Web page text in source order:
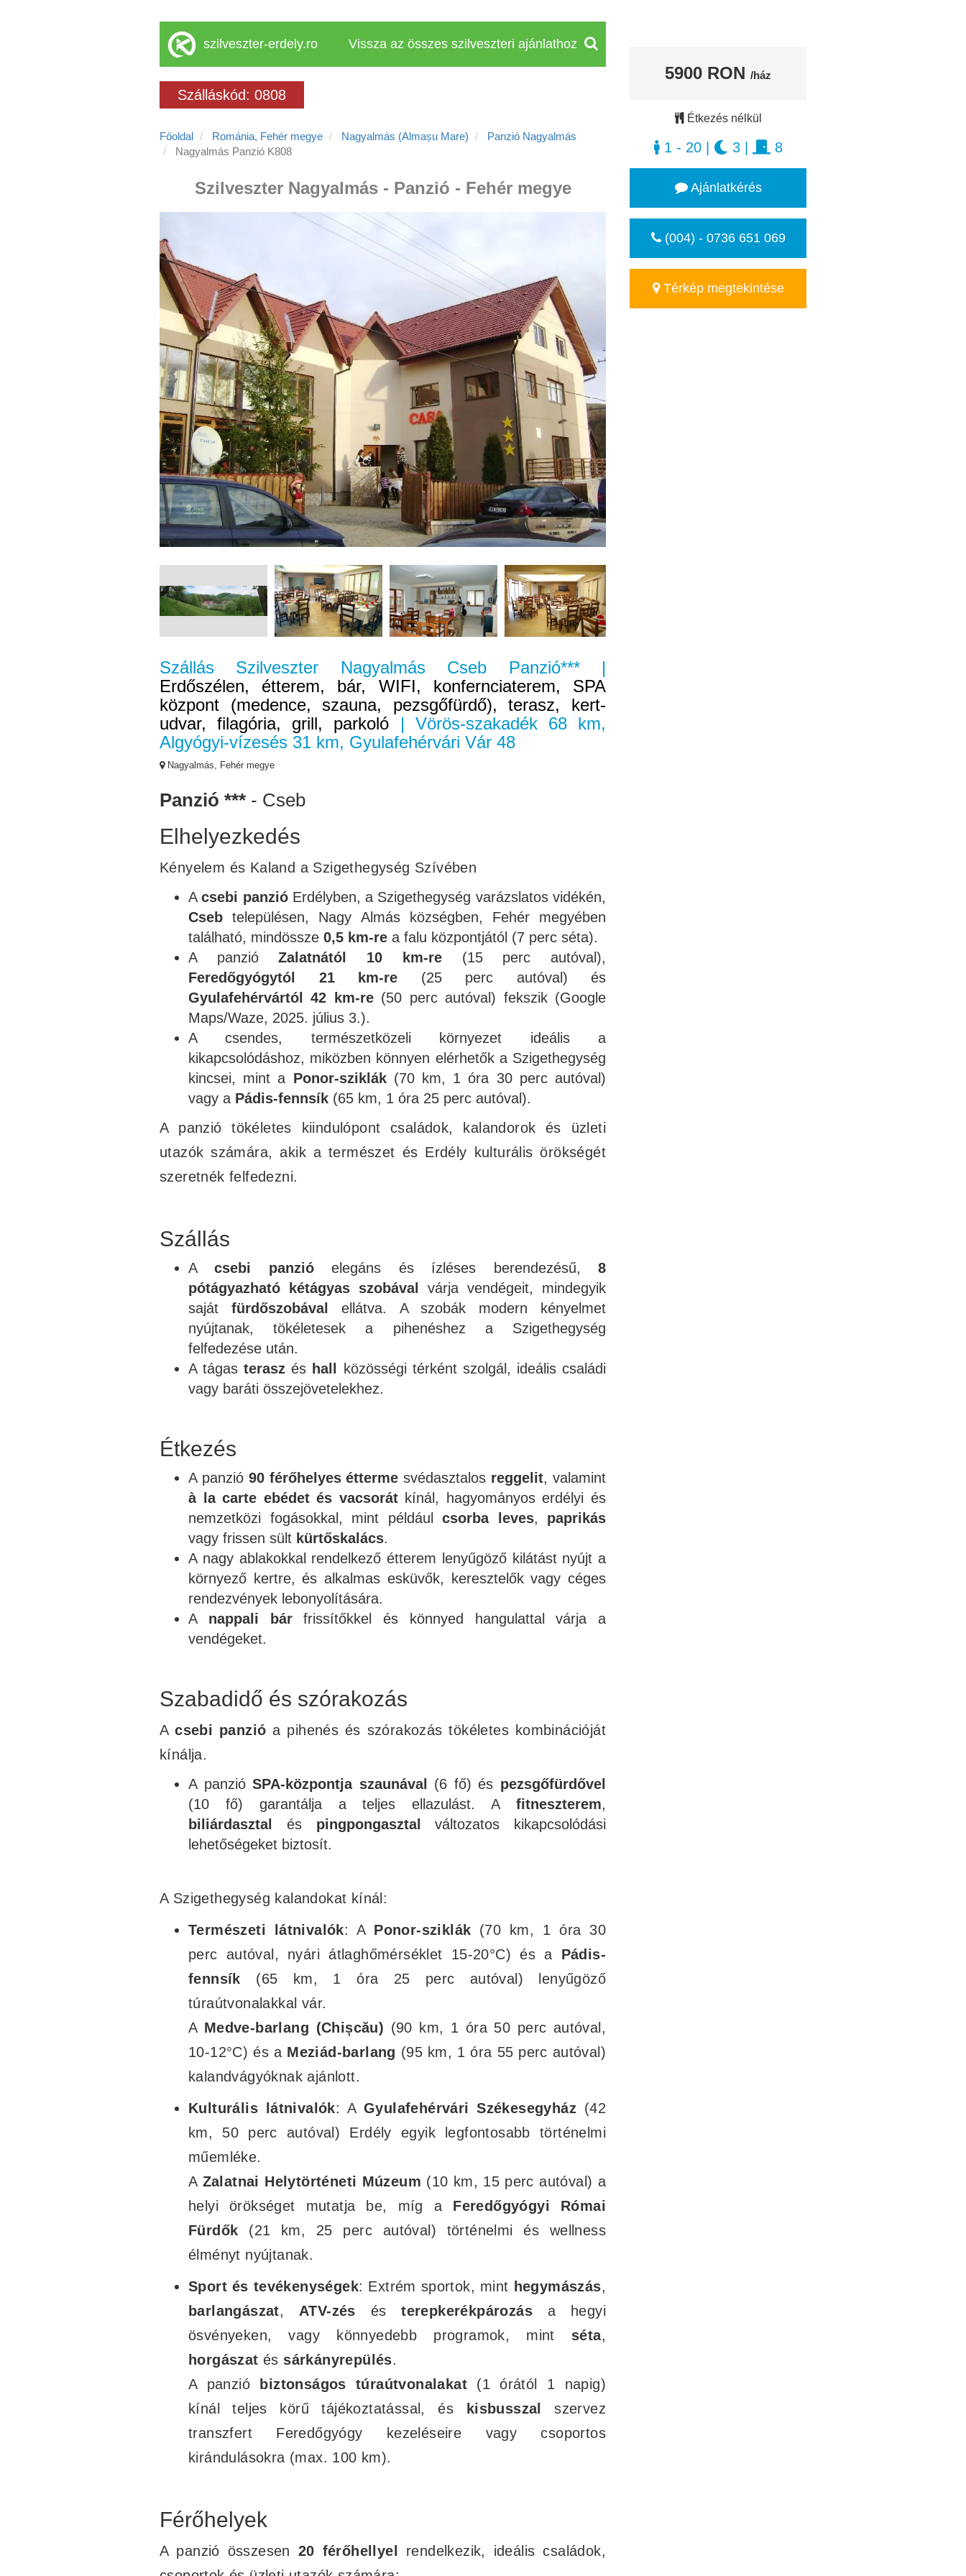
szilveszter-erdely.ro Vissza az összes szilveszteri ajánlathoz
Szálláskód: 0808
Főoldal Románia, Fehér megye Nagyalmás (Almașu Mare)
Panzió Nagyalmás
Nagyalmás Panzió K808
Szilveszter Nagyalmás - Panzió - Fehér megye
Szállás Szilveszter Nagyalmás Cseb Panzió*** |
Erdőszélen, étterem, bár, WIFI, konfernciaterem, SPA
központ (medence, szauna, pezsgőfürdő), terasz, kert-
udvar, filagória, grill, parkoló | Vörös-szakadék 68 km,
Algyógyi-vízesés 31 km, Gyulafehérvári Vár 48
Nagyalmás, Fehér megye
Panzió *** - Cseb
Elhelyezkedés
Kényelem és Kaland a Szigethegység Szívében
Acsebi panzióErdélyben, a Szigethegység varázslatos vidékén,
Cseb településen, Nagy Almás községben, Fehér megyében
található, mindössze 0,5 km-re a falu központjától (7 perc séta).
A panzióZalatnától 10 km-re(15 perc autóval),
Feredőgyógytól
21 km-re (25 perc autóval) és
Gyulafehérvártól
42 km-re(50 perc autóval) fekszik (Google
Maps/Waze, 2025. július 3.).
A csendes, természetközeli környezet ideális a
kikapcsolódáshoz, miközben könnyen elérhetők a Szigethegység
kincsei, mint a Ponor-sziklák(70 km, 1 óra 30 perc autóval)
vagy a Pádis-fennsík (65 km, 1 óra 25 perc autóval).
A panzió tökéletes kiindulópont családok, kalandorok és üzleti
utazók számára, akik a természet és Erdély kulturális örökségét
szeretnék felfedezni.
Szállás
Acsebi panzióelegáns és ízléses berendezésű,8
pótágyazható kétágyas szobával
várja vendégeit, mindegyik
saját fürdőszobával
ellátva. A szobák modern kényelmet
nyújtanak, tökéletesek a pihenéshez a Szigethegység
felfedezése után.
A tágasterasz és hall
közösségi térként szolgál, ideális családi
vagy baráti összejövetelekhez.
Étkezés
A panzió 90 férőhelyes étterme svédasztalos reggelit, valamint
à la carte ebédet és vacsorátkínál, hagyományos erdélyi és
nemzetközi fogásokkal, mint például csorba leves, paprikás
vagy frissen sült kürtőskalács.
A nagy ablakokkal rendelkező étterem lenyűgöző kilátást nyújt a
környező kertre, és alkalmas esküvők, keresztelők vagy céges
rendezvények lebonyolítására.
A nappali bárfrissítőkkel és könnyed hangulattal várja a
vendégeket.
Szabadidő és szórakozás
Acsebi panzió a pihenés és szórakozás tökéletes kombinációját
kínálja.
A panzióSPA-központja szaunával (6 fő) és pezsgőfürdővel
(10 fő) garantálja a teljes ellazulást. A fitneszterem,
biliárdasztal
és pingpongasztal
változatos kikapcsolódási
lehetőségeket biztosít.
A Szigethegység kalandokat kínál:
Természeti látnivalók: A Ponor-sziklák (70 km, 1 óra 30
perc autóval, nyári átlaghőmérséklet 15-20°C) és a Pádis-
fennsík (65 km, 1 óra 25 perc autóval) lenyűgöző
túraútvonalakkal vár.
A Medve-barlang (Chișcău) (90 km, 1 óra 50 perc autóval,
10-12°C) és a Meziád-barlang (95 km, 1 óra 55 perc autóval)
kalandvágyóknak ajánlott.
Kulturális látnivalók: A Gyulafehérvári Székesegyház (42
km, 50 perc autóval) Erdély egyik legfontosabb történelmi
műemléke.
A Zalatnai Helytörténeti Múzeum (10 km, 15 perc autóval) a
helyi örökséget mutatja be, míg a Feredőgyógyi Római
Fürdők (21 km, 25 perc autóval) történelmi és wellness
élményt nyújtanak.
Sport és tevékenységek: Extrém sportok, mint hegymászás,
barlangászat, ATV-zés ésterepkerékpározás a hegyi
ösvényeken, vagy könnyedebb programok, mint séta,
horgászat és sárkányrepülés.
A panzió
biztonságos túraútvonalakat(1 órától 1 napig)
kínál teljes körű tájékoztatással, és
kisbusszal
szervez
transzfert Feredőgyógy kezeléseire vagy csoportos
kirándulásokra (max. 100 km).
Férőhelyek
A panzió összesen 20 férőhellyel
rendelkezik, ideális családok,
5900 RON /ház
Étkezés nélkül
1 - 20| 3| 8
Ajánlatkérés
(004) - 0736 651 069
Térkép megtekintése